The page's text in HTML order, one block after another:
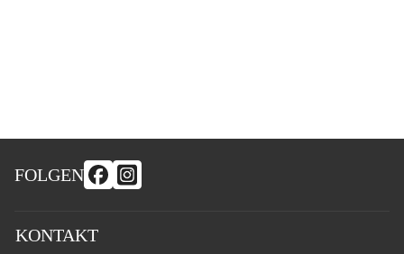
FOLGEN
KONTAKT